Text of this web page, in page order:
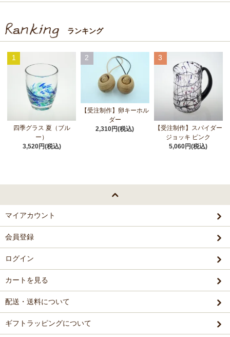
ランキング
1
四季グラス 夏（ブル
ー）
3,520円(税込)
2
【受注制作】卵キーホル
ダー
2,310円(税込)
3
【受注制作】スパイダー
ジョッキ ピンク
5,060円(税込)
マイアカウント
会員登録
ログイン
カートを見る
配送・送料について
ギフトラッピングについて